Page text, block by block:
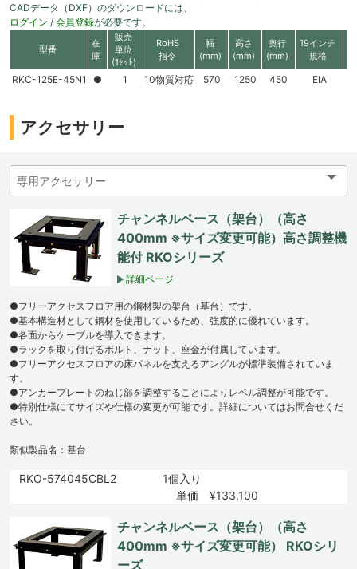
CADデータ（DXF）のダウンロードには、
ログイン / 会員登録が必要です。
型番
在
庫
販売
単位
(1ｾｯﾄ)
RoHS
指令
幅
(mm)
高さ
(mm)
奥行
(mm)
19インチ
規格
RKC-125E-45N1 ● 1 10物質対応 570 1250 450 EIA
アクセサリー
チャンネルベース（架台）（高さ
400mm ※サイズ変更可能）高さ調整機
能付 RKOシリーズ
詳細ページ
●フリーアクセスフロア用の鋼材製の架台（基台）です。
●基本構造材として鋼材を使用しているため、強度的に優れています。
●各面からケーブルを導入できます。
●ラックを取り付けるボルト、ナット、座金が付属しています。
●フリーアクセスフロアの床パネルを支えるアングルが標準装備されていま
す。
●アンカープレートのねじ部を調整することによりレベル調整が可能です。
●特別仕様にてサイズや仕様の変更が可能です。詳細についてはお問合せくだ
さい。
類似製品名：基台
RKO-574045CBL2
1個入り
単価 ¥133,100
チャンネルベース（架台）（高さ
400mm ※サイズ変更可能） RKOシリ
ーズ